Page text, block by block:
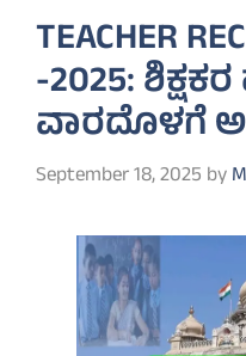
TEACHER
-2025:
ವಾರದೊಳಗೆ
September 18, 2025 by